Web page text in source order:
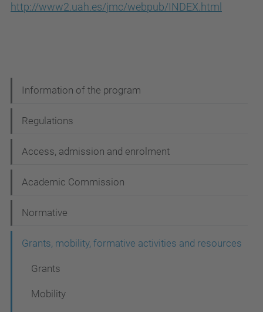
http://www2.uah.es/jmc/webpub/INDEX.html
a
v
g
a
i
Information of the program
Regulations
Access, admission and enrolment
Academic Commission
Normative
Grants, mobility, formative activities and resources
Grants
Mobility